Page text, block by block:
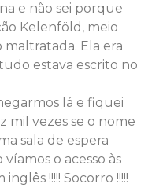
e não sei porque
Kelenföld, meio
Ela era
estava escrito no
lá e fiquei
mil vezes se o nome
sala de espera
o acesso às
!!!!! Socorro !!!!!